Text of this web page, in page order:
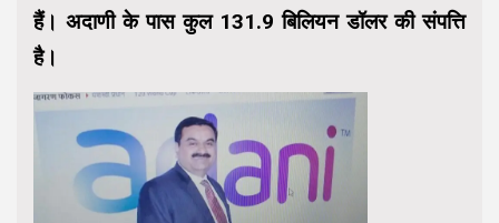
हैं। अदाणी के पास कुल 131.9 बिलियन डॉलर की संपत्ति
है।